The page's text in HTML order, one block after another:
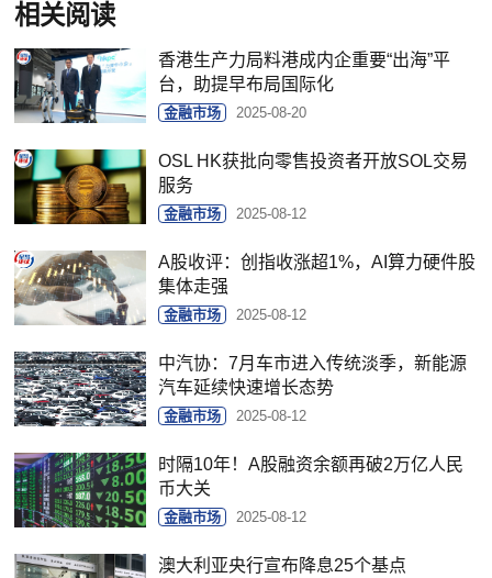
相关阅读
香港生产力局料港成内企重要“出海”平
台，助提早布局国际化
金融市场 2025-08-20
OSL HK获批向零售投资者开放SOL交易
服务
金融市场 2025-08-12
A股收评：创指收涨超1%，AI算力硬件股
集体走强
金融市场 2025-08-12
中汽协：7月车市进入传统淡季，新能源
汽车延续快速增长态势
金融市场 2025-08-12
时隔10年！A股融资余额再破2万亿人民
币大关
金融市场 2025-08-12
澳大利亚央行宣布降息25个基点